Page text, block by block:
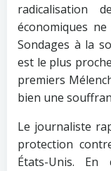
radicalisation
économiques
Sondages à la
est le plus
premiers
bien une
Le journaliste
protection
États-Unis.